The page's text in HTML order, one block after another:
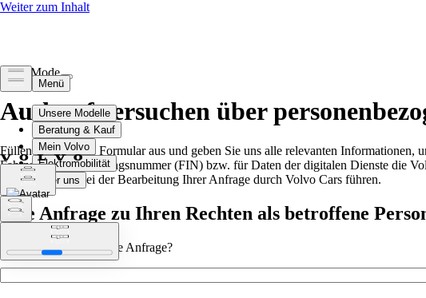
Light Mode
Auskunftsersuchen über
Füllen Sie bitte das Formular aus und geben Sie uns alle relevanten
Fahrzeug-Identifizierungsnummer (FIN) bzw. für Daten der digitalen Dienste die
Verzögerungen bei der Bearbeitung Ihrer Anfrage durch Volvo Cars führen.
Ihre Anfrage zu Ihren Rechten als betroffene
Worauf bezieht sich Ihre Anfrage?